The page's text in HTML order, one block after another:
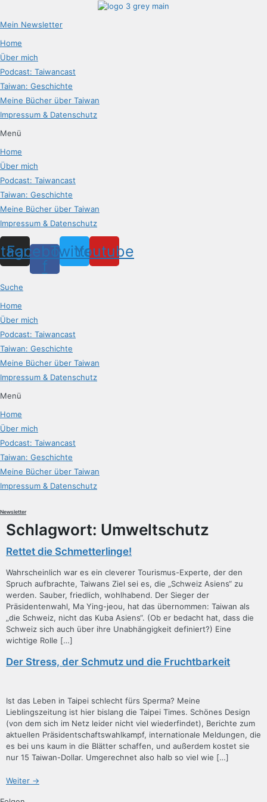
Mein Newsletter
Home
Über mich
Podcast: Taiwancast
Taiwan: Geschichte
Meine Bücher über Taiwan
Impressum & Datenschutz
Menü
Home
Über mich
Podcast: Taiwancast
Taiwan: Geschichte
Meine Bücher über Taiwan
Impressum & Datenschutz
Facebook-
f
TwitterYoutube
Suche
Home
Über mich
Podcast: Taiwancast
Taiwan: Geschichte
Meine Bücher über Taiwan
Impressum & Datenschutz
Menü
Home
Über mich
Podcast: Taiwancast
Taiwan: Geschichte
Meine Bücher über Taiwan
Impressum & Datenschutz
Newsletter
Schlagwort: Umweltschutz
Rettet die Schmetterlinge!
Wahrscheinlich war es ein cleverer Tourismus-Experte, der den
Spruch aufbrachte, Taiwans Ziel sei es, die „Schweiz Asiens“ zu
werden. Sauber, friedlich, wohlhabend. Der Sieger der
Präsidentenwahl, Ma Ying-jeou, hat das übernommen: Taiwan als
„die Schweiz, nicht das Kuba Asiens“. (Ob er bedacht hat, dass die
Schweiz sich auch über ihre Unabhängigkeit definiert?) Eine
wichtige Rolle […]
Der Stress, der Schmutz und die Fruchtbarkeit
Ist das Leben in Taipei schlecht fürs Sperma? Meine
Lieblingszeitung ist hier bislang die Taipei Times. Schönes Design
(von dem sich im Netz leider nicht viel wiederfindet), Berichte zum
aktuellen Präsidentschaftswahlkampf, internationale Meldungen, die
es bei uns kaum in die Blätter schaffen, und außerdem kostet sie
nur 15 Taiwan-Dollar. Umgerechnet also halb so viel wie […]
Weiter →